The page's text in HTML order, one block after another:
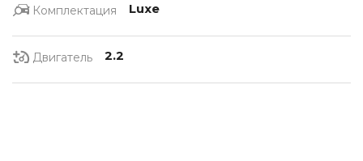
Комплектация Luxe
Двигатель 2.2